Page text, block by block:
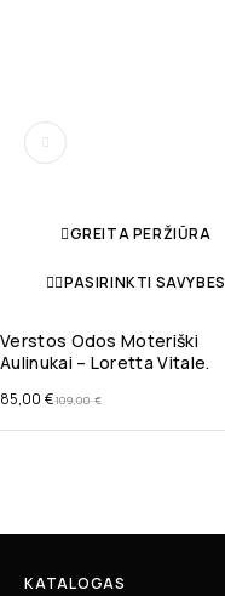
GREITA PERŽIŪRA
PASIRINKTI SAVYBES
Verstos Odos Moteriški
Aulinukai – Loretta Vitale.
109,00€
85,00 €
KATALOGAS